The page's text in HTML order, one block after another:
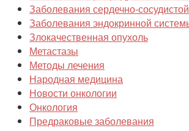
Заболевания сердечно-
Заболевания эндокринной
Злокачественная опухоль
Метастазы
Методы лечения
Народная медицина
Новости онкологии
Онкология
Предраковые заболевания